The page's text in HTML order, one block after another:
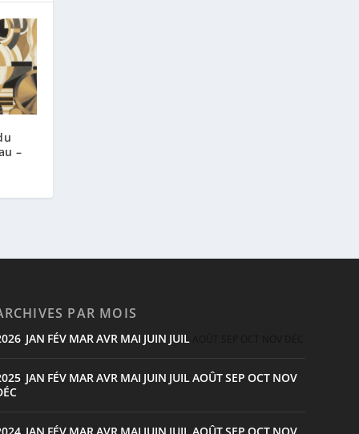
–
PAR MOIS
: JAN FÉV MAR AVR MAI JUIN JUIL
: JAN FÉV MAR AVR MAI JUIN JUIL AOÛTSEP OCT NOV
JAN FÉV MAR AVR MAI JUIN JUIL AOÛTSEP OCT NOV